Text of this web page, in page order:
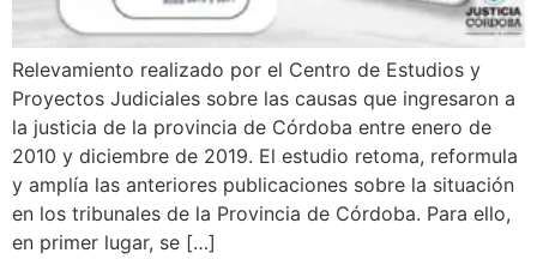
Relevamiento realizado por el Centro de Estudios y
Proyectos Judiciales sobre las causas que ingresaron a
la justicia de la provincia de Córdoba entre enero de
2010 y diciembre de 2019. El estudio retoma, reformula
y amplía las anteriores publicaciones sobre la situación
en los tribunales de la Provincia de Córdoba. Para ello,
en primer lugar, se […]